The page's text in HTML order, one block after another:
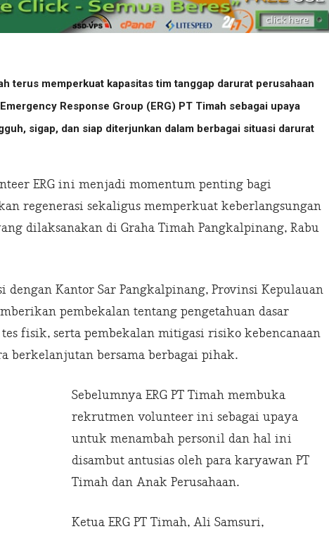
terus memperkuat kapasitas tim tanggap darurat perusahaan
Response Group (ERG) PT Timah sebagai upaya
sigap, dan siap diterjunkan dalam berbagai situasi darurat
ERG ini menjadi momentum penting bagi
regenerasi sekaligus memperkuat keberlangsungan
dilaksanakan di Graha Timah Pangkalpinang, Rabu
dengan Kantor Sar Pangkalpinang, Provinsi Kepulauan
pembekalan tentang pengetahuan dasar
fisik, serta pembekalan mitigasi risiko kebencanaan
berkelanjutan bersama berbagai pihak.
Sebelumnya ERG PT Timah membuka
rekrutmen volunteer ini sebagai upaya
untuk menambah personil dan hal ini
disambut antusias oleh para karyawan PT
Timah dan Anak Perusahaan.
Ketua ERG PT Timah, Ali Samsuri,